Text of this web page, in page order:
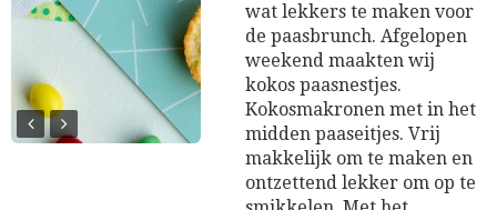
wat lekkers te maken voor
de paasbrunch. Afgelopen
weekend maakten wij
kokos paasnestjes.
Kokosmakronen met in het
midden paaseitjes. Vrij
makkelijk om te maken en
ontzettend lekker om op te